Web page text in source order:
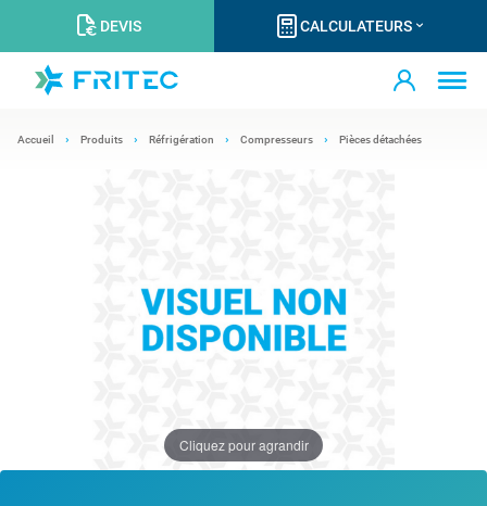
DEVIS CALCULATEURS
Accueil Produits Réfrigération Compresseurs Pièces détachées
Cliquez pour agrandir